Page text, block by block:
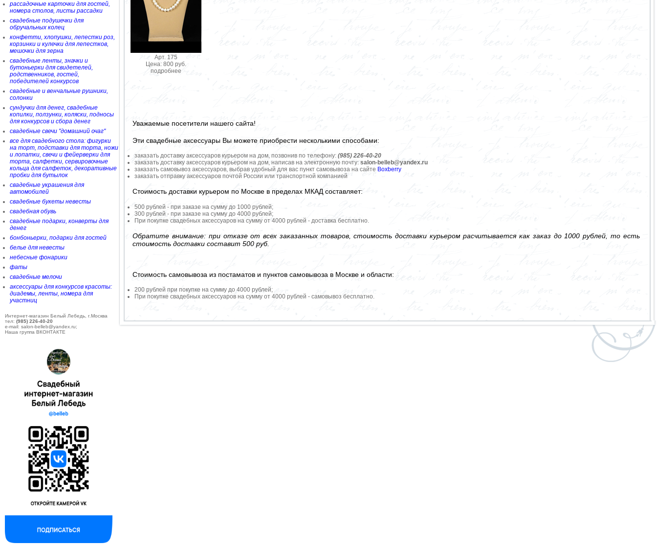
рассадочные карточки для гостей,
номера столов, листы рассадки
свадебные подушечки для
обручальных колец
конфетти, хлопушки, лепестки роз,
корзинки и кулечки для лепестков,
мешочки для зерна
свадебные ленты, значки и
бутоньерки для свидетелей,
родственников, гостей,
победителей конкурсов
свадебные и венчальные рушники,
солонки
сундучки для денег, свадебные
копилки, ползунки, коляски, подносы
для конкурсов и сбора денег
свадебные свечи "домашний очаг"
все для свадебного стола: фигурки
на торт, подставки для торта, ножи
и лопатки, свечи и фейерверки для
торта, салфетки, сервировочные
кольца для салфеток, декоративные
пробки для бутылок
свадебные украшения для
автомобилей
свадебные букеты невесты
свадебная обувь
свадебные подарки, конверты для
денег
бонбоньерки, подарки для гостей
белье для невесты
небесные фонарики
фаты
свадебные мелочи
аксессуары для конкурсов красоты:
диадемы, ленты, номера для
участниц
Интернет-магазин Белый Лебедь, г.Москва
тел: (985) 226-40-20
e-mail: salon-belleb@yandex.ru;
Наша группа ВКОНТАКТЕ
Арт. 175
Цена: 800 руб.
подробнее
Уважаемые посетители нашего сайта!
Эти свадебные аксессуары Вы можете приобрести несколькими способами:
заказать доставку аксессуаров курьером на дом, позвонив по телефону: (985) 226-40-20
заказать доставку аксессуаров курьером на дом, написав на электронную почту: salon-belleb@yandex.ru
заказать самовывоз аксессуаров, выбрав удобный для вас пункт самовывоза на сайте Boxberry
заказать отправку аксессуаров почтой России или транспортной компанией
Стоимость доставки курьером по Москве в пределах МКАД составляет:
500 рублей - при заказе на сумму до 1000 рублей;
300 рублей - при заказе на сумму до 4000 рублей;
При покупке свадебных аксессуаров на сумму от 4000 рублей - доставка бесплатно.
Обратите внимание: при отказе от всех заказанных товаров, стоимость доставки курьером расчитывается как заказ до 1000 рублей, то есть
стоимость доставки составит 500 руб.
Стоимость самовывоза из постаматов и пунктов самовывоза в Москве и области:
200 рублей при покупке на сумму до 4000 рублей;
При покупке свадебных аксессуаров на сумму от 4000 рублей - самовывоз бесплатно.